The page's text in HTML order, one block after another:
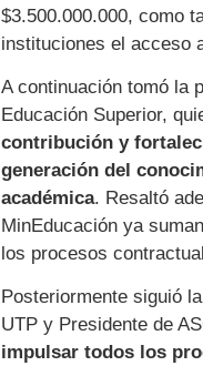
$3.500.000.000, como
instituciones el acceso
A continuación tomó la
Educación Superior,
contribución y
generación del
académica. Resaltó
MinEducación ya
los procesos
Posteriormente siguió
UTP y Presidente de
impulsar todos los